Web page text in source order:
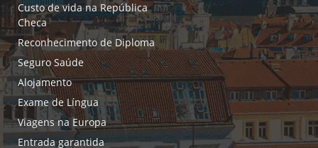
Custo de vida na República
Checa
Reconhecimento de Diploma
Seguro Saúde
Alojamento
Exame de Língua
Viagens na Europa
Entrada garantida